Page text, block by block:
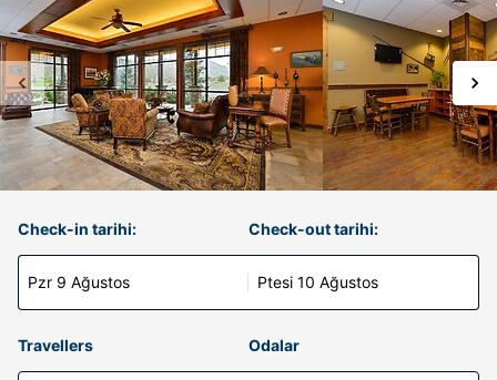
Check-in tarihi:
Pzr 9 Ağustos
Check-out tarihi:
Ptesi 10 Ağustos
Travellers Odalar